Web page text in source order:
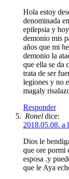
Hola estoy
denominada
epilepsia y
demonio mis
años que mi
demonio la
que ella se da
trata de ser
legiones y no
magaly
Responder
Ronel dice:
2018.05.08. a
Dios le
que ore pormi
esposa .y
que le Aya